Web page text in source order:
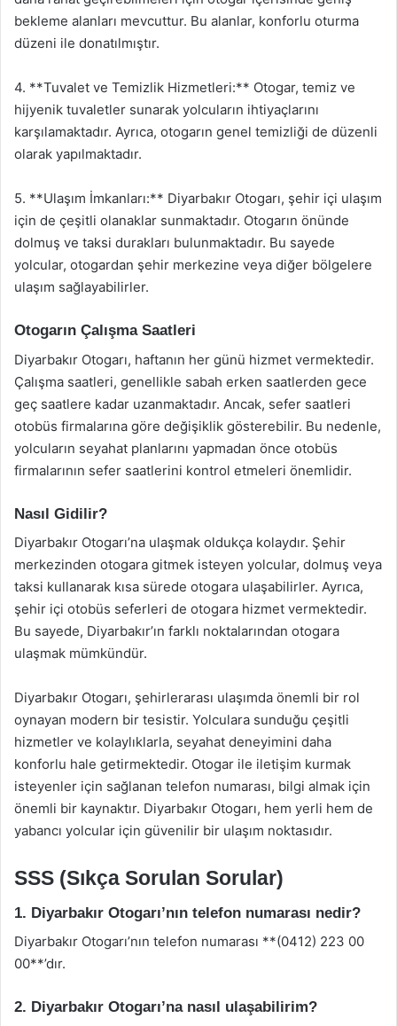
bekleme alanları mevcuttur. Bu alanlar, konforlu oturma
düzeni ile donatılmıştır.
4. **Tuvalet ve Temizlik Hizmetleri:** Otogar, temiz ve
hijyenik tuvaletler sunarak yolcuların ihtiyaçlarını
karşılamaktadır. Ayrıca, otogarın genel temizliği de düzenli
olarak yapılmaktadır.
5. **Ulaşım İmkanları:** Diyarbakır Otogarı, şehir içi ulaşım
için de çeşitli olanaklar sunmaktadır. Otogarın önünde
dolmuş ve taksi durakları bulunmaktadır. Bu sayede
yolcular, otogardan şehir merkezine veya diğer bölgelere
ulaşım sağlayabilirler.
Otogarın Çalışma Saatleri
Diyarbakır Otogarı, haftanın her günü hizmet vermektedir.
Çalışma saatleri, genellikle sabah erken saatlerden gece
geç saatlere kadar uzanmaktadır. Ancak, sefer saatleri
otobüs firmalarına göre değişiklik gösterebilir. Bu nedenle,
yolcuların seyahat planlarını yapmadan önce otobüs
firmalarının sefer saatlerini kontrol etmeleri önemlidir.
Nasıl Gidilir?
Diyarbakır Otogarı’na ulaşmak oldukça kolaydır. Şehir
merkezinden otogara gitmek isteyen yolcular, dolmuş veya
taksi kullanarak kısa sürede otogara ulaşabilirler. Ayrıca,
şehir içi otobüs seferleri de otogara hizmet vermektedir.
Bu sayede, Diyarbakır’ın farklı noktalarından otogara
ulaşmak mümkündür.
Diyarbakır Otogarı, şehirlerarası ulaşımda önemli bir rol
oynayan modern bir tesistir. Yolculara sunduğu çeşitli
hizmetler ve kolaylıklarla, seyahat deneyimini daha
konforlu hale getirmektedir. Otogar ile iletişim kurmak
isteyenler için sağlanan telefon numarası, bilgi almak için
önemli bir kaynaktır. Diyarbakır Otogarı, hem yerli hem de
yabancı yolcular için güvenilir bir ulaşım noktasıdır.
SSS (Sıkça Sorulan Sorular)
1. Diyarbakır Otogarı’nın telefon numarası nedir?
Diyarbakır Otogarı’nın telefon numarası **(0412) 223 00
00**’dır.
2. Diyarbakır Otogarı’na nasıl ulaşabilirim?